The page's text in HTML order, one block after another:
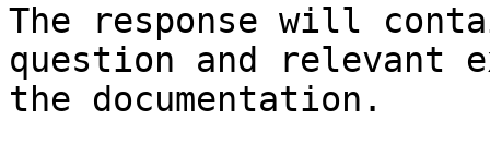
The response will
question and relevant
the documentation.